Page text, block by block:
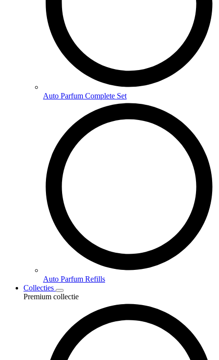
Auto Parfum Complete Set
Auto Parfum Refills
Collecties
Premium collectie